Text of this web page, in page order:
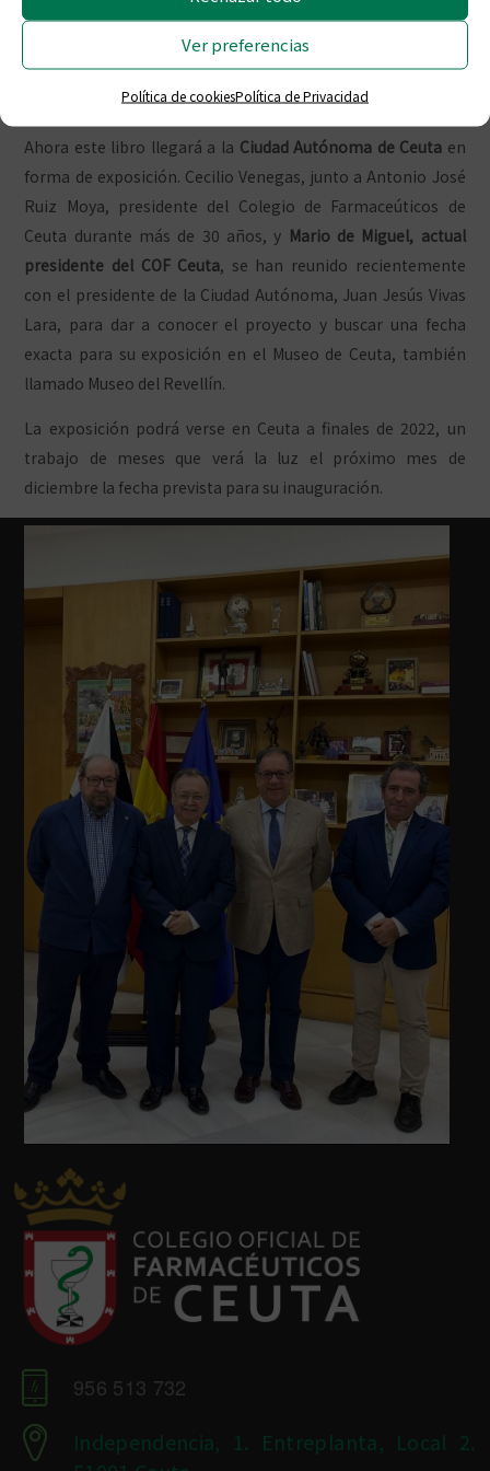
Ver preferencias
Política de cookiesPolítica de Privacidad
Farmacia por la Universidad de Sevilla, Cecilio J.
Antonio Ramos,e introducción de Carlos Gómez
Canga-Argüelles, Presidente de la Academia de Farmacia de
Castilla y León.
Ahora este libro llegará a la Ciudad Autónoma de Ceuta en
forma de exposición. Cecilio Venegas, junto a Antonio José
Ruiz Moya, presidente del Colegio de Farmaceúticos de
Ceuta durante más de 30 años, y Mario de Miguel, actual
presidente del COF Ceuta, se han reunido recientemente
con el presidente de la Ciudad Autónoma, Juan Jesús Vivas
Lara, para dar a conocer el proyecto y buscar una fecha
exacta para su exposición en el Museo de Ceuta, también
llamado Museo del Revellín.
La exposición podrá verse en Ceuta a finales de 2022, un
trabajo de meses que verá la luz el próximo mes de
diciembre la fecha prevista para su inauguración.
956 513 732
Independencia, 1. Entreplanta, Local 2.